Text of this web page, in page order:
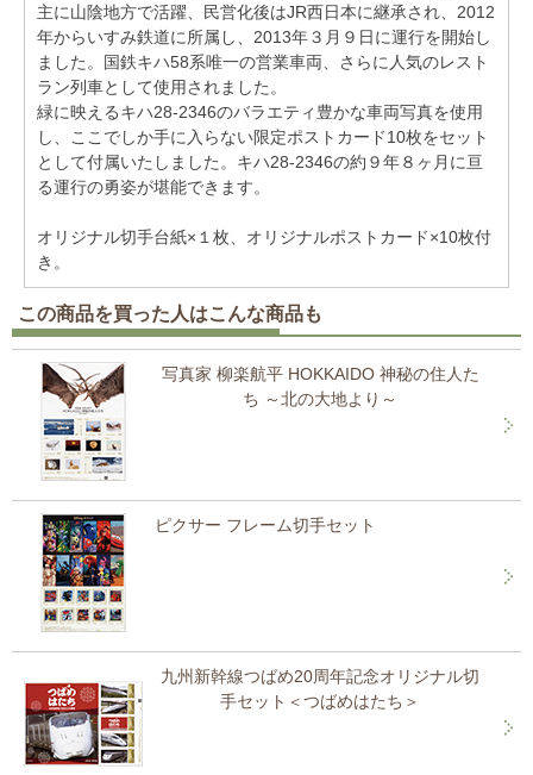
主に山陰地方で活躍、民営化後はJR西日本に継承され、2012
年からいすみ鉄道に所属し、2013年３月９日に運行を開始し
ました。国鉄キハ58系唯一の営業車両、さらに人気のレスト
ラン列車として使用されました。
緑に映えるキハ28-2346のバラエティ豊かな車両写真を使用
し、ここでしか手に入らない限定ポストカード10枚をセット
として付属いたしました。キハ28-2346の約９年８ヶ月に亘
る運行の勇姿が堪能できます。
オリジナル切手台紙×１枚、オリジナルポストカード×10枚付
き。
この商品を買った人はこんな商品も
写真家 柳楽航平 HOKKAIDO 神秘の住人た
ち ～北の大地より～
ピクサー フレーム切手セット
九州新幹線つばめ20周年記念オリジナル切
手セット＜つばめはたち＞